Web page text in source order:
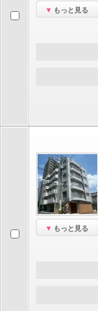
もっと見る
もっと見る